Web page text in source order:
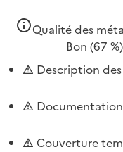
Qualité des
Bon (67 %)
Description
Couverture